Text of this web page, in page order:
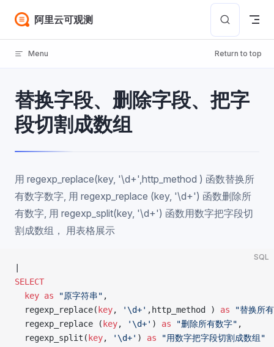
Skip to content
阿里云可观测
Menu Return to top
替换字段、删除字段、把字
段切割成数组
用 regexp_replace(key, '\d+',http_method ) 函数替换所
有数字数字, 用 regexp_replace (key, '\d+') 函数删除所
有数字, 用 regexp_split(key, '\d+') 函数用数字把字段切
割成数组， 用表格展示
SQL
SELECT
  key
as "原字符串" ,
  regexp_replace(
key, '\d+' ,http_method ) as "替换所
  regexp_replace (
key, '\d+' ) as "删除所有数字" ,
  regexp_split(
key, '\d+' ) as "用数字把字段切割成数组"